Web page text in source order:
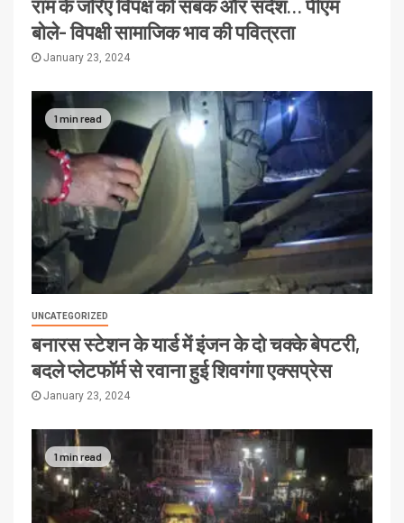
राम के जरिए विपक्ष को सबक और संदेश… पीएम
बोले- विपक्षी सामाजिक भाव की पवित्रता
January 23, 2024
1 min read
UNCATEGORIZED
बनारस स्टेशन के यार्ड में इंजन के दो चक्के बेपटरी,
बदले प्लेटफॉर्म से रवाना हुई शिवगंगा एक्सप्रेस
January 23, 2024
1 min read